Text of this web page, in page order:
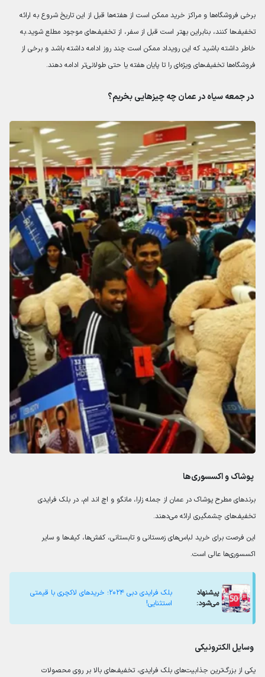
برخی فروشگاه‌ها و مراکز خرید ممکن است از هفته‌ها قبل از این تاریخ شروع به ارائه
تخفیف‌ها کنند، بنابراین بهتر است قبل از سفر، از تخفیف‌های موجود مطلع شوید.به
خاطر داشته باشید که این رویداد ممکن است چند روز ادامه داشته باشد و برخی از
فروشگاه‌ها تخفیف‌های ویژه‌ای را تا پایان هفته یا حتی طولانی‌تر ادامه دهند.
در جمعه سیاه در عمان چه چیزهایی بخریم؟
پوشاک و اکسسوری‌ها
برندهای مطرح پوشاک در عمان از جمله زارا، مانگو و اچ اند ام، در بلک فرایدی
تخفیف‌های چشمگیری ارائه می‌دهند.
این فرصت برای خرید لباس‌های زمستانی و تابستانی، کفش‌ها، کیف‌ها و سایر
اکسسوری‌ها عالی است.
پیشنهاد
می‌شود:
بلک فرایدی دبی ۲۰۲۴؛ خریدهای لاکچری با قیمتی
استثنایی!
وسایل الکترونیکی
یکی از بزرگ‌ترین جذابیت‌های بلک فرایدی، تخفیف‌های بالا بر روی محصولات